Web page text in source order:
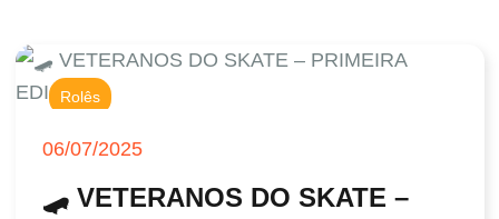
Rolês
06/07/2025
🛹 VETERANOS DO SKATE –